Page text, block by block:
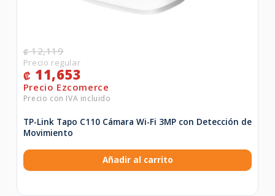
₡12,119
₡ 11,653
TP-Link Tapo C110 Cámara Wi-Fi 3MP con Detección de
Movimiento
Añadir al carrito